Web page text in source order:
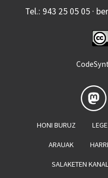
Tel.: 943 25 05 05 ·
HONI BURUZ
ARAUAK
SALAKETEN